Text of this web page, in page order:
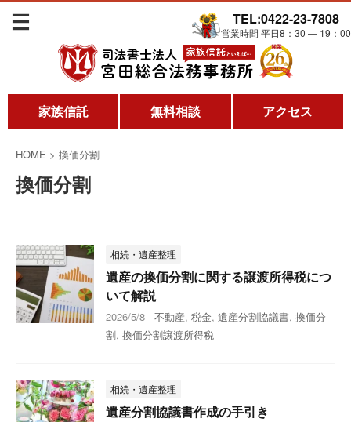
TEL:0422-23-7808
営業時間 平日8：30 ― 19：00
家族信託 無料相談 アクセス
HOME > 換価分割
換価分割
相続・遺産整理
遺産の換価分割に関する譲渡所得税につ
いて解説
2026/5/8 不動産, 税金, 遺産分割協議書, 換価分
割, 換価分割譲渡所得税
相続・遺産整理
遺産分割協議書作成の手引き